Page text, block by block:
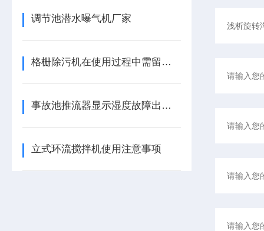
调节池潜水曝气机厂家
格栅除污机在使用过程中需留意这些细节
事故池推流器显示湿度故障出在哪里
立式环流搅拌机使用注意事项